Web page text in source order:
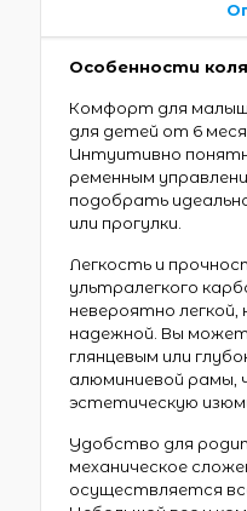
Особенности
Комфорт для
для детей от 6
Интуитивно
ременным
подобрать
или прогулки.
Легкость и
ультралегкого
невероятно
надежной. Вы
глянцевым или
алюминиевой рамы,
эстетическую
Удобство для
механическое
осуществляется